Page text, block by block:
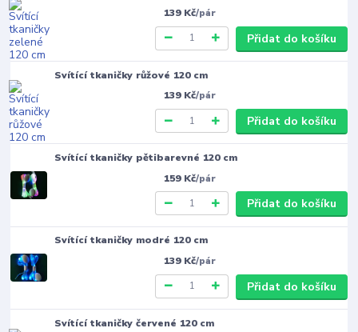
139 Kč/pár
Přidat do košíku
Svítící tkaničky růžové 120 cm
139 Kč/pár
Přidat do košíku
Svítící tkaničky pětibarevné 120 cm
159 Kč/pár
Přidat do košíku
Svítící tkaničky modré 120 cm
139 Kč/pár
Přidat do košíku
Svítící tkaničky červené 120 cm